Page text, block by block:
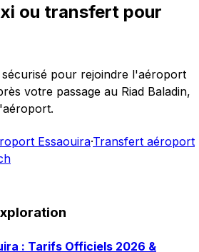
ou transfert pour
pour rejoindre l'aéroport
votre passage au Riad Baladin,
Essaouira·Transfert aéroport
: Tarifs Officiels 2026 &